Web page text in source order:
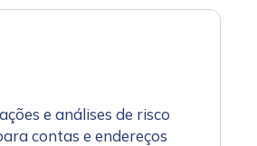
e análises de risco
contas e endereços